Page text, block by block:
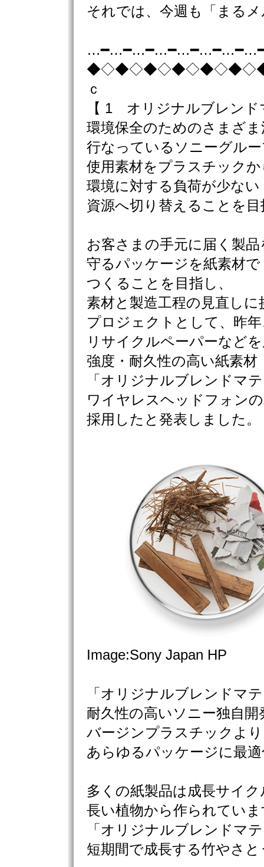
それでは、今週も「まる
ｃ
【 1 オリジナルブレンド
環境保全のためのさまざま
行なっているソニーグル
使用素材をプラスチック
環境に対する負荷が少ない
資源へ切り替えることを
お客さまの手元に届く製品
守るパッケージを紙素材で
つくることを目指し、
素材と製造工程の見直しに
プロジェクトとして、昨
リサイクルペーパーなど
強度・耐久性の高い紙素材
「オリジナルブレンドマ
ワイヤレスヘッドフォン
採用したと発表しました。
Image:Sony Japan HP
「オリジナルブレンドマ
耐久性の高いソニー独自開
バージンプラスチックよ
あらゆるパッケージに最
多くの紙製品は成長サイク
長い植物から作られてい
「オリジナルブレンドマ
短期間で成長する竹やさ